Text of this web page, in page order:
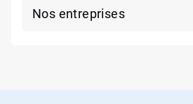
Nos entreprises